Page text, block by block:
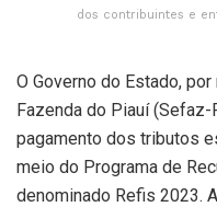
dos contribuintes e
O Governo do Estado,
Fazenda do Piauí
pagamento dos tributos
meio do Programa de
denominado Refis 2023.